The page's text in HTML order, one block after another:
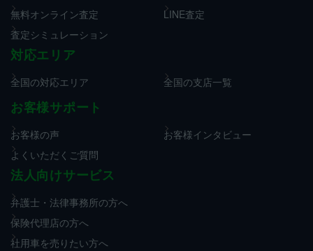
無料オンライン査定
LINE査定
査定シミュレーション
対応エリア
全国の対応エリア 全国の支店一覧
お客様サポート
お客様の声
お客様インタビュー
よくいただくご質問
法人向けサービス
弁護士・法律事務所の方へ
保険代理店の方へ
社用車を売りたい方へ